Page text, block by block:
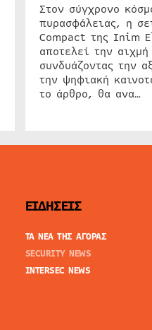
Στον σύγχρονο
πυρασφάλειας, η
Compact της Inim
αποτελεί την
συνδυάζοντας την
την ψηφιακή
το άρθρο, θα ανα…
ΕΙΔΗΣΕΙΣ
ΤΑ ΝΕΑ ΤΗΣ ΑΓΟΡΑΣ
SECURITY NEWS
INTERSEC NEWS